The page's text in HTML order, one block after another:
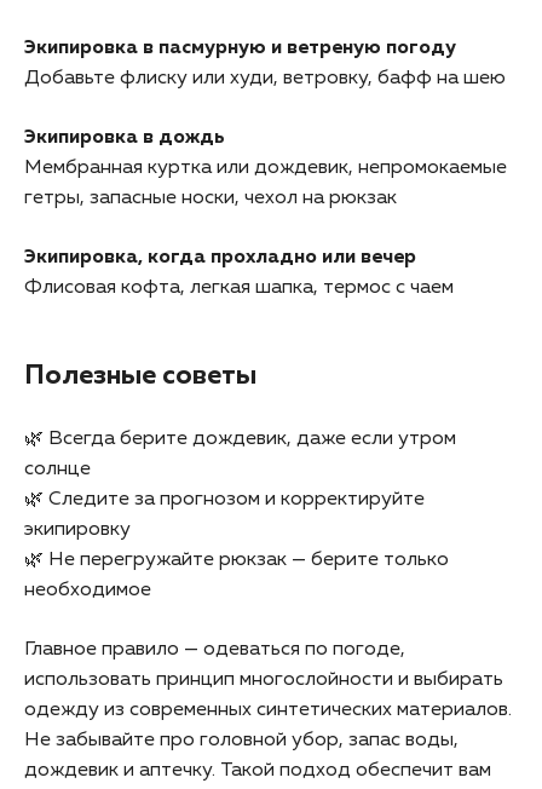
Экипировка в пасмурную и ветреную погоду
Добавьте флиску или худи, ветровку, бафф на шею
Экипировка в дождь
Мембранная куртка или дождевик, непромокаемые
гетры, запасные носки, чехол на рюкзак
Экипировка, когда прохладно или вечер
Флисовая кофта, легкая шапка, термос с чаем
Полезные советы
🌿 Всегда берите дождевик, даже если утром
солнце
🌿 Следите за прогнозом и корректируйте
экипировку
🌿 Не перегружайте рюкзак — берите только
необходимое
Главное правило — одеваться по погоде,
использовать принцип многослойности и выбирать
одежду из современных синтетических материалов.
Не забывайте про головной убор, запас воды,
дождевик и аптечку. Такой подход обеспечит вам